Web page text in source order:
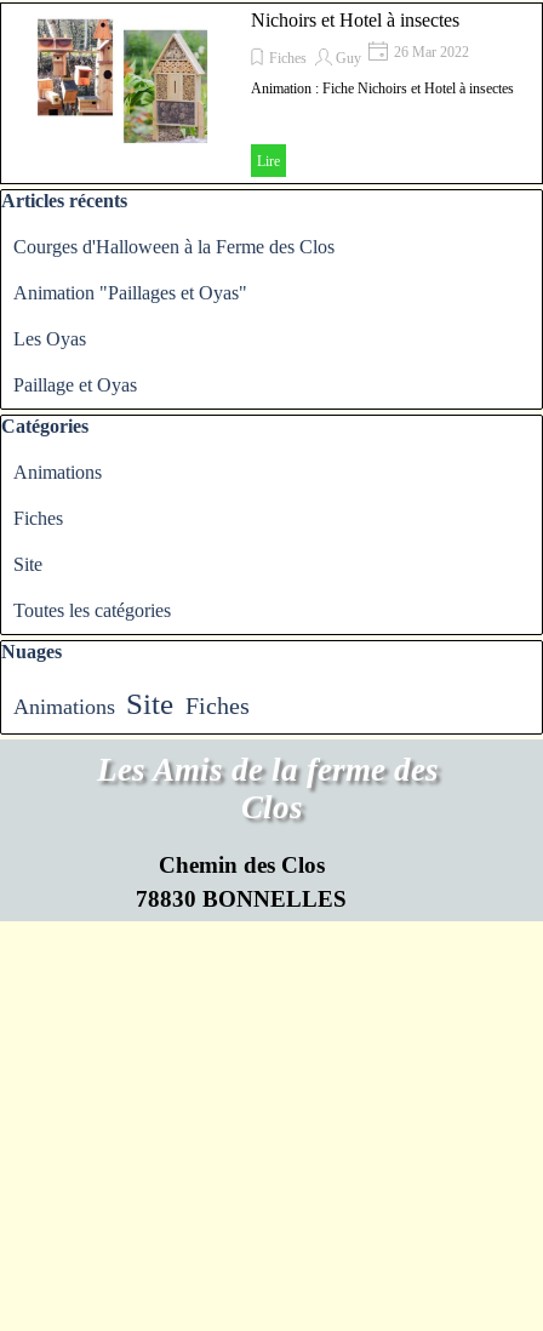
Nichoirs et Hotel à insectes
Fiches Guy 26 Mar 2022
Animation : Fiche Nichoirs et Hotel à insectes
Lire
Sauter le bloc Articles récents
Articles récents
Courges d'Halloween à la Ferme des Clos
Animation "Paillages et Oyas"
Les Oyas
Paillage et Oyas
Sauter le bloc Catégories
Catégories
Animations
Fiches
Site
Toutes les catégories
Sauter le bloc Nuages
Nuages
Animations Site Fiches
Les Amis de la ferme des
Clos
Chemin des Clos
78830 BONNELLES